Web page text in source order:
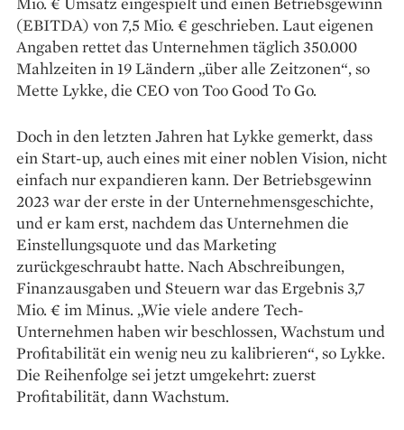
(EBITDA) von 7,5 Mio. € geschrieben. Laut eigenen
Angaben rettet das Unternehmen täglich 350.000
Mahl­zeiten in 19 Ländern „über alle Zeitzonen“, so
Mette Lykke, die CEO von Too Good To Go.
Doch in den letzten Jahren hat Lykke gemerkt, dass
ein Start-up, auch eines mit einer noblen Vision, nicht
einfach nur expandieren kann. Der Betriebsgewinn
2023 war der erste in der Unternehmensgeschichte,
und er kam erst, nachdem das Unternehmen die
Einstellungsquote und das Marketing
zurückgeschraubt hatte. Nach Abschreibungen,
Finanzausgaben und Steuern war das Ergebnis 3,7
Mio. € im Minus. „Wie viele andere Tech-
Unternehmen haben wir beschlossen, Wachstum und
Profitabilität ein wenig neu zu ­kalibrieren“, so Lykke.
Die Reihenfolge sei jetzt umgekehrt: zuerst
Profitabilität, dann Wachstum.